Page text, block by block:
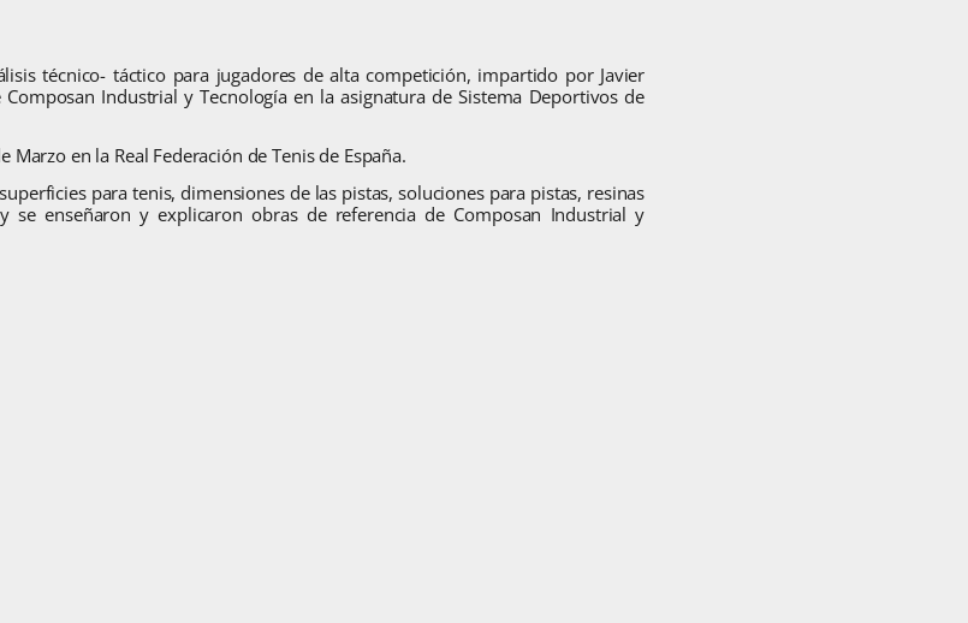
técnico- táctico para jugadores de alta competición, impartido por Javier
Industrial y Tecnología en la asignatura de Sistema Deportivos de
en la Real Federación de Tenis de España.
para tenis, dimensiones de las pistas, soluciones para pistas, resinas
se enseñaron y explicaron obras de referencia de Composan Industrial y